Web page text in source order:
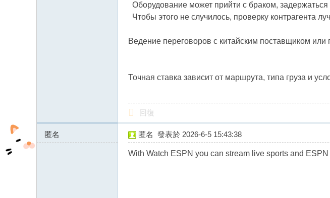
Оборудование может прийти с браком,
Чтобы этого не случилось, проверку контрагента
Ведение переговоров с китайским поставщиком
Точная ставка зависит от маршрута, типа груза и
回復
匿名
138.16.177.x:10867
匿名 發表於 2026-6-5 15:43:38
With Watch ESPN you can stream live sports and